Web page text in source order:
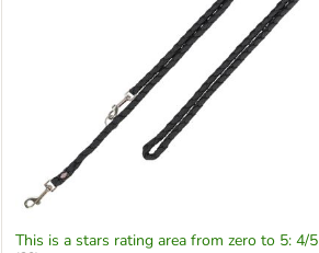
This is a stars rating area from zero to 5: 4/5